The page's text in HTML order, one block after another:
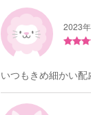
2023
いつもきめ細かい配